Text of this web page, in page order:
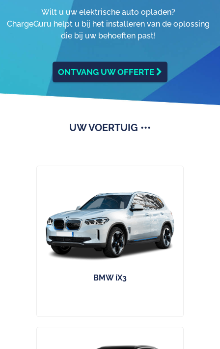
Wilt u uw elektrische auto opladen?
ChargeGuru helpt u bij het installeren van de oplossing
die bij uw behoeften past!
ONTVANG UW OFFERTE
UW VOERTUIG •••
BMW iX3